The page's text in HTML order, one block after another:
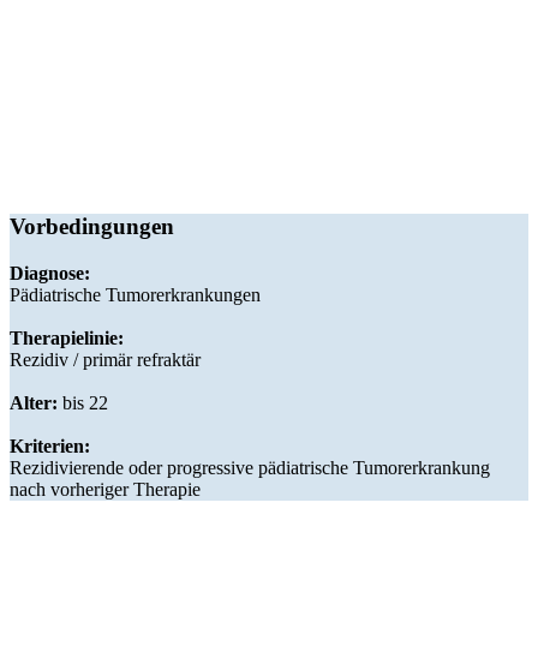
Vorbedingungen
Diagnose:
Pädiatrische Tumorerkrankungen
Therapielinie:
Rezidiv / primär refraktär
Alter: bis 22
Kriterien:
Rezidivierende oder progressive pädiatrische Tumorerkrankung
nach vorheriger Therapie